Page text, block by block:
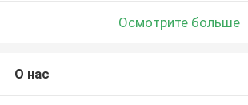
Осмотрите больше
О нас